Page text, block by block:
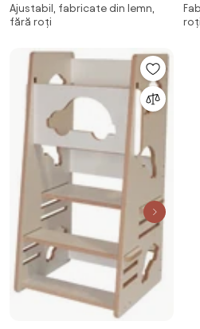
tower lemn de pin masinuta
Ajustabil, fabricate din lemn,
fără roți
roți